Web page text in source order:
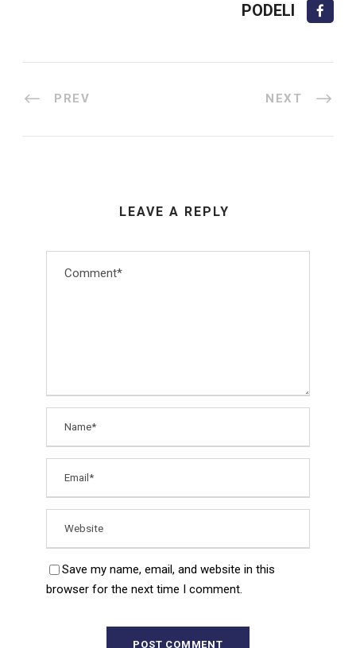
PODELI
PREV NEXT
LEAVE A REPLY
Save my name, email, and website in this
browser for the next time I comment.